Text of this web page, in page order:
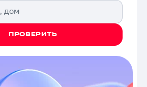
дом
ПРОВЕРИТЬ